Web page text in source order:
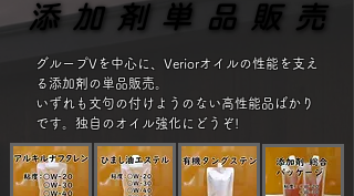
添加剤単品販売
添加剤単品販売
​グループVを中心に、Veriorオイルの性能を支え
る添加剤の単品販売。
​いずれも文句の付けようのない高性能品ばかり
です。独自のオイル強化にどうぞ!